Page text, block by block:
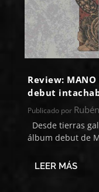
Review: MANO
debut
Publicado por
​Desde tierras
álbum debut de
LEER MÁS